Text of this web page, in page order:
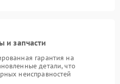
и запчасти
гарантия на
детали, что
неисправностей